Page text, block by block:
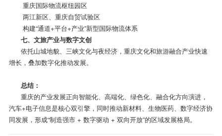
重庆国际物流枢纽园区
两江新区、重庆自贸试验区
构建“通道+平台+产业”新型国际物流体系
七、文旅产业与数字文创
依托山城地貌、三峡文化与夜经济，重庆文化和旅游融合产业快速
增长，叠加数字化推动发展。
总结：
重庆的产业发展正向智能化、高端化、绿色化、融合化方向演进，
汽车+电子信息是核心双引擎，同时推动新材料、生物医药、数字经济协
同发展，形成“制造强市 + 数字驱动 + 双向开放”的区域发展格局。